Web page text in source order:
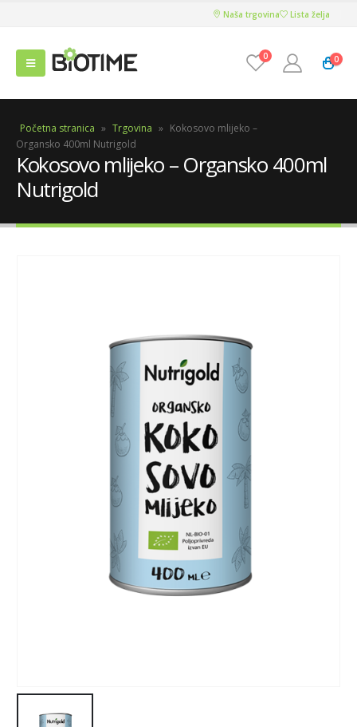
Naša trgovina Lista želja
0 0
Početna stranica » Trgovina » Kokosovo mlijeko –
Organsko 400ml Nutrigold
Kokosovo mlijeko – Organsko 400ml
Nutrigold